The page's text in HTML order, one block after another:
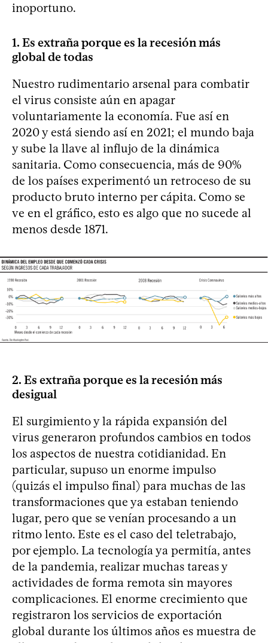
inoportuno.
1. Es extraña porque es la recesión más
global de todas
Nuestro rudimentario arsenal para combatir
el virus consiste aún en apagar
voluntariamente la economía. Fue así en
2020 y está siendo así en 2021; el mundo baja
y sube la llave al influjo de la dinámica
sanitaria. Como consecuencia, más de 90%
de los países experimentó un retroceso de su
producto bruto interno per cápita. Como se
ve en el gráfico, esto es algo que no sucede al
menos desde 1871.
2. Es extraña porque es la recesión más
desigual
El surgimiento y la rápida expansión del
virus generaron profundos cambios en todos
los aspectos de nuestra cotidianidad. En
particular, supuso un enorme impulso
(quizás el impulso final) para muchas de las
transformaciones que ya estaban teniendo
lugar, pero que se venían procesando a un
ritmo lento. Este es el caso del teletrabajo,
por ejemplo. La tecnología ya permitía, antes
de la pandemia, realizar muchas tareas y
actividades de forma remota sin mayores
complicaciones. El enorme crecimiento que
registraron los servicios de exportación
global durante los últimos años es muestra de